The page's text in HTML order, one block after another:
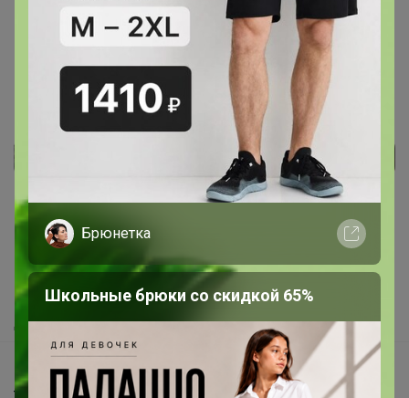
11 октября, 2024 17:32
Как здесь все устроено?
Как сделать заказ?
Как получить?
Доставка
Шоурумы
Брюнетка
Школьные брюки со скидкой 65%